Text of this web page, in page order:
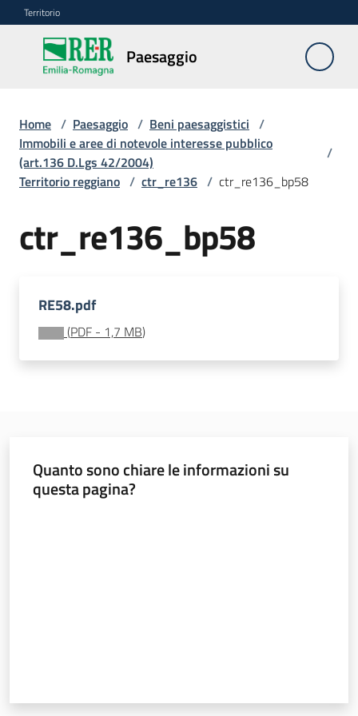
Vai al contenuto
Vai alla navigazione
Vai al footer
Territorio
Paesaggio
Paesaggio
Piano
paesaggistico
regionale
paesaggistici
Menu selezionato
paesaggistiche
Risorse
Home / Paesaggio / Beni paesaggistici /
Immobili e aree di notevole interesse pubblico
(art.136 D.Lgs 42/2004)
/
Territorio reggiano / ctr_re136 / ctr_re136_bp58
ctr_re136_bp58
RE58.pdf
(PDF - 1,7 MB)
Quanto sono chiare le informazioni su
questa pagina?